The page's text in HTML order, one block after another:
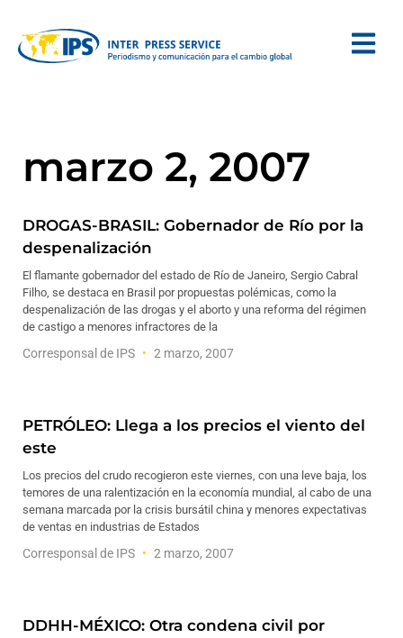
marzo 2, 2007
DROGAS-BRASIL: Gobernador de Río por la
despenalización
El flamante gobernador del estado de Río de Janeiro, Sergio Cabral
Filho, se destaca en Brasil por propuestas polémicas, como la
despenalización de las drogas y el aborto y una reforma del régimen
de castigo a menores infractores de la
Corresponsal de IPS 2 marzo, 2007
PETRÓLEO: Llega a los precios el viento del
este
Los precios del crudo recogieron este viernes, con una leve baja, los
temores de una ralentización en la economía mundial, al cabo de una
semana marcada por la crisis bursátil china y menores expectativas
de ventas en industrias de Estados
Corresponsal de IPS 2 marzo, 2007
DDHH-MÉXICO: Otra condena civil por